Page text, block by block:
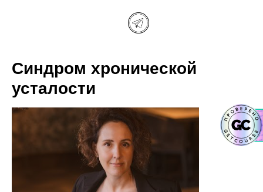
Синдром хронической
усталости